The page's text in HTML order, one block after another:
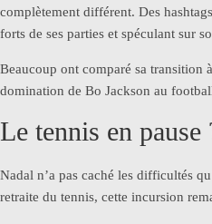
complètement différent. Des
forts de ses parties et spéculant sur
Beaucoup ont comparé sa transition
domination de Bo Jackson au
Le tennis en
Nadal n’a pas caché les difficultés
retraite du tennis, cette incursion